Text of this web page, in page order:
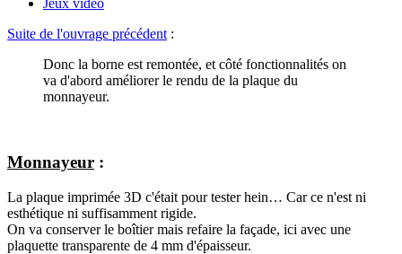
Jeux video
Suite de l'ouvrage précédent :
Donc la borne est remontée, et côté fonctionnalités on
va d'abord améliorer le rendu de la plaque du
monnayeur.
Monnayeur :
La plaque imprimée 3D c'était pour tester hein… Car ce n'est ni
esthétique ni suffisamment rigide.
On va conserver le boîtier mais refaire la façade, ici avec une
plaquette transparente de 4 mm d'épaisseur.